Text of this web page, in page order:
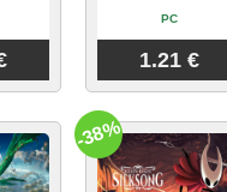
PC
1.21 €
-38%